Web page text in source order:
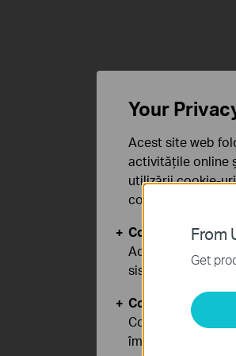
From
Get
Your
Acest site web
activitățile online
utilizării cookie-
confidențialitate
Cookie-uri de
Aceste cookie-uri
sistemele tale
Cookie-uri de
Cookie-urile de
îmbunătăți și